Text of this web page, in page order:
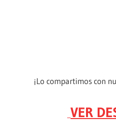
¡Lo compartimos con
VER